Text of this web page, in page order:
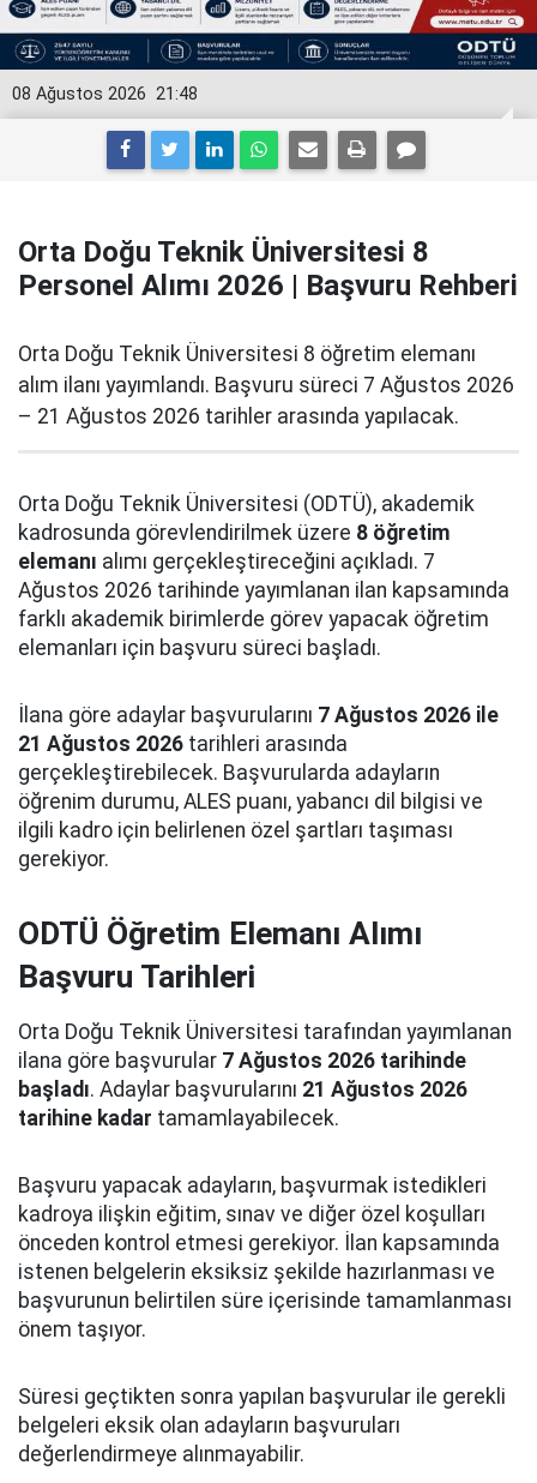
21:48
08 Ağustos 2026
Orta Doğu Teknik Üniversitesi 8
Personel Alımı 2026 | Başvuru Rehberi
Orta Doğu Teknik Üniversitesi 8 öğretim elemanı
alım ilanı yayımlandı. Başvuru süreci 7 Ağustos 2026
– 21 Ağustos 2026 tarihler arasında yapılacak.
Orta Doğu Teknik Üniversitesi (ODTÜ), akademik
kadrosunda görevlendirilmek üzere 8 öğretim
elemanı alımı gerçekleştireceğini açıkladı. 7
Ağustos 2026 tarihinde yayımlanan ilan kapsamında
farklı akademik birimlerde görev yapacak öğretim
elemanları için başvuru süreci başladı.
İlana göre adaylar başvurularını 7 Ağustos 2026 ile
21 Ağustos 2026 tarihleri arasında
gerçekleştirebilecek. Başvurularda adayların
öğrenim durumu, ALES puanı, yabancı dil bilgisi ve
ilgili kadro için belirlenen özel şartları taşıması
gerekiyor.
ODTÜ Öğretim Elemanı Alımı
Başvuru Tarihleri
Orta Doğu Teknik Üniversitesi tarafından yayımlanan
ilana göre başvurular 7 Ağustos 2026 tarihinde
başladı. Adaylar başvurularını 21 Ağustos 2026
tarihine kadar tamamlayabilecek.
Başvuru yapacak adayların, başvurmak istedikleri
kadroya ilişkin eğitim, sınav ve diğer özel koşulları
önceden kontrol etmesi gerekiyor. İlan kapsamında
istenen belgelerin eksiksiz şekilde hazırlanması ve
başvurunun belirtilen süre içerisinde tamamlanması
önem taşıyor.
Süresi geçtikten sonra yapılan başvurular ile gerekli
belgeleri eksik olan adayların başvuruları
değerlendirmeye alınmayabilir.